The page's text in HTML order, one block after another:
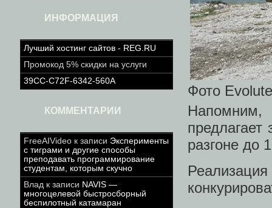
ИНФОРМАЦИЯ
Лучший хостинг сайтов - REG.RU
Промокод 5% скидки на услуги
39CC-C72F-6342-560A
КОММЕНТАРИИ
FreeAIVideo к записи Эксперименты
с тиграми и другие способы
преподавать программирование
студентам, которым скучно
Влад к записи NAVIS —
многоцелевой быстросборный
беспилотный катамаран
Фото Evolute
разгоне до